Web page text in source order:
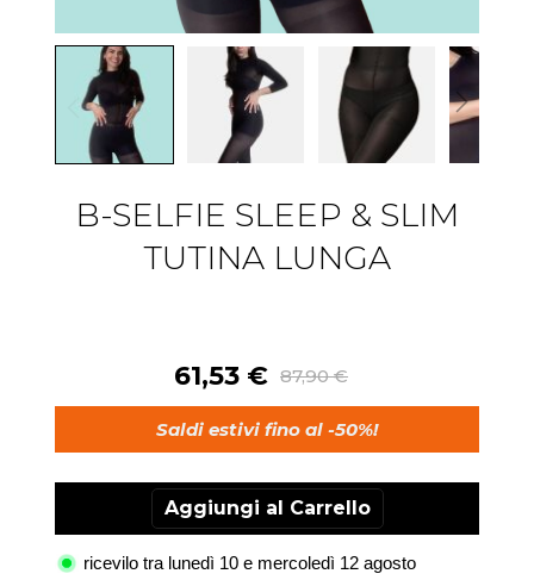
all'inizio
della
B-SELFIE SLEEP & SLIM
TUTINA LUNGA
61,53 € 87,90 €
Saldi estivi fino al -50%!
Aggiungi al Carrello
ricevilo tra lunedì 10 e mercoledì 12 agosto